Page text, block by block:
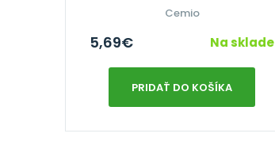
Cemio
5,69€ Na sklade
PRIDAŤ DO KOŠÍKA